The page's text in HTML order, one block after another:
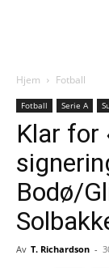
Hjem Fotball
Fotball Serie A
Klar for
Bodø/
Av T. Richardson -